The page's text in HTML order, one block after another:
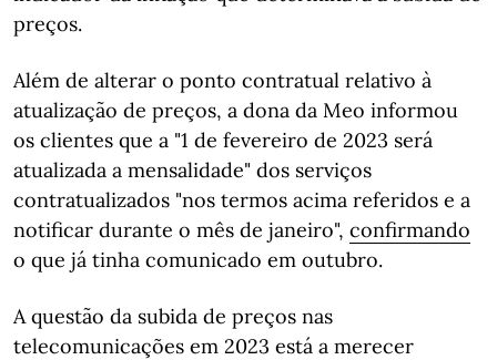
preços.
Além de alterar o ponto contratual relativo à
atualização de preços, a dona da Meo informou
os clientes que a "1 de fevereiro de 2023 será
atualizada a mensalidade" dos serviços
contratualizados "nos termos acima referidos e a
notificar durante o mês de janeiro", confirmando
o que já tinha comunicado em outubro.
A questão da subida de preços nas
telecomunicações em 2023 está a merecer